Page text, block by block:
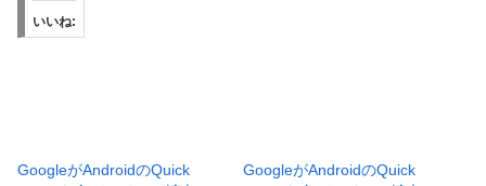
いいね:
GoogleがAndroidのQuick
GoogleがAndroidのQuick